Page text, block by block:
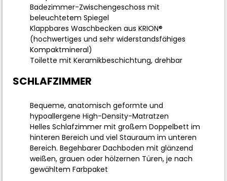
Badezimmer-Zwischengeschoss mit
beleuchtetem Spiegel
Klappbares Waschbecken aus KRION®
(hochwertiges und sehr widerstandsfähiges
Kompaktmineral)
Toilette mit Keramikbeschichtung, drehbar
SCHLAFZIMMER
Bequeme, anatomisch geformte und
hypoallergene High-Density-Matratzen
Helles Schlafzimmer mit großem Doppelbett im
hinteren Bereich und viel Stauraum im unteren
Bereich. Begehbarer Dachboden mit glänzend
weißen, grauen oder hölzernen Türen, je nach
gewähltem Farbpaket